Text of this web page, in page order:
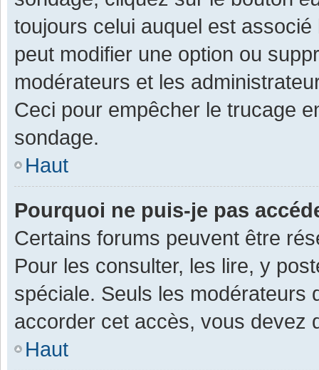
toujours celui auquel est associé
peut modifier une option ou
modérateurs et les
Ceci pour empêcher le trucage
sondage.
Haut
Pourquoi ne puis-je pas
Certains forums peuvent être
Pour les consulter, les lire, y
spéciale. Seuls les modérateurs
accorder cet accès, vous devez
Haut